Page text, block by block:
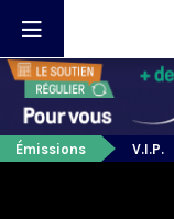
Émissions V.I.P.